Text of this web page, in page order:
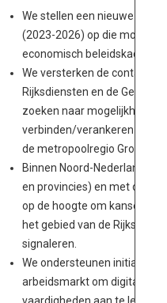
We stellen een nieuwe
(2023-2026) op die moet
economisch beleidskader.
We versterken de contacten
Rijksdiensten en de
zoeken naar mogelijkheden
verbinden/verankeren in
de metropoolregio
Binnen Noord-Nederlands
en provincies) en met de G6
op de hoogte om kansen en
het gebied van de
signaleren.
We ondersteunen
arbeidsmarkt om digitale